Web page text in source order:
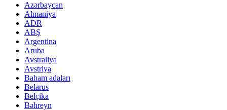
Azərbaycan
Almaniya
ADR
ABŞ
Argentina
Aruba
Avstraliya
Avstriya
Baham adaları
Belarus
Belçika
Bəhreyn